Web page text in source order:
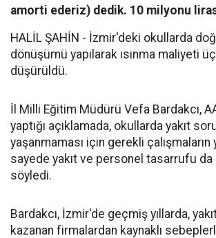
amorti ederiz) dedik. 10 milyonu
HALİL ŞAHİN - İzmir'deki okullarda
dönüşümü yapılarak ısınma maliyeti
düşürüldü.
İl Milli Eğitim Müdürü Vefa Bardakcı,
yaptığı açıklamada, okullarda yakıt
yaşanmaması için gerekli çalışmaların
sayede yakıt ve personel tasarrufu da
söyledi.
Bardakcı, İzmir'de geçmiş yıllarda,
kazanan firmalardan kaynaklı